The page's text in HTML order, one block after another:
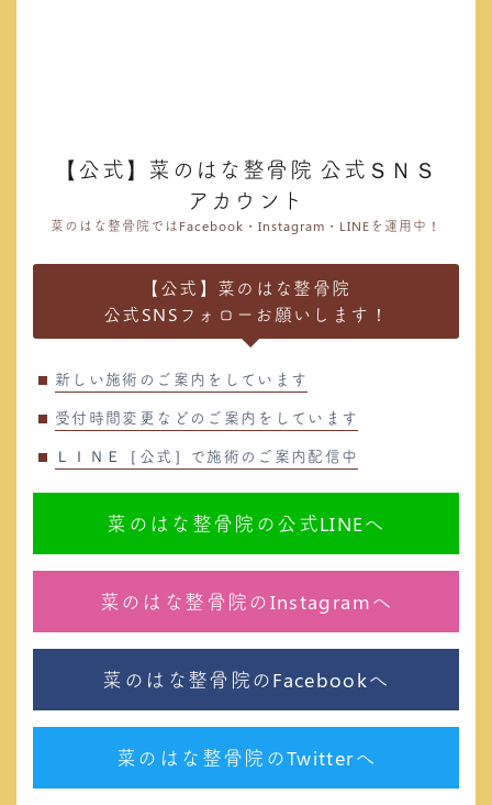
【公式】菜のはな整骨院 公式ＳＮＳ
アカウント
菜のはな整骨院ではFacebook・Instagram・LINEを運用中！
【公式】菜のはな整骨院
公式SNSフォローお願いします！
新しい施術のご案内をしています
受付時間変更などのご案内をしています
ＬＩＮＥ［公式］で施術のご案内配信中
菜のはな整骨院の公式LINEへ
菜のはな整骨院のInstagramへ
菜のはな整骨院のFacebookへ
菜のはな整骨院のTwitterへ